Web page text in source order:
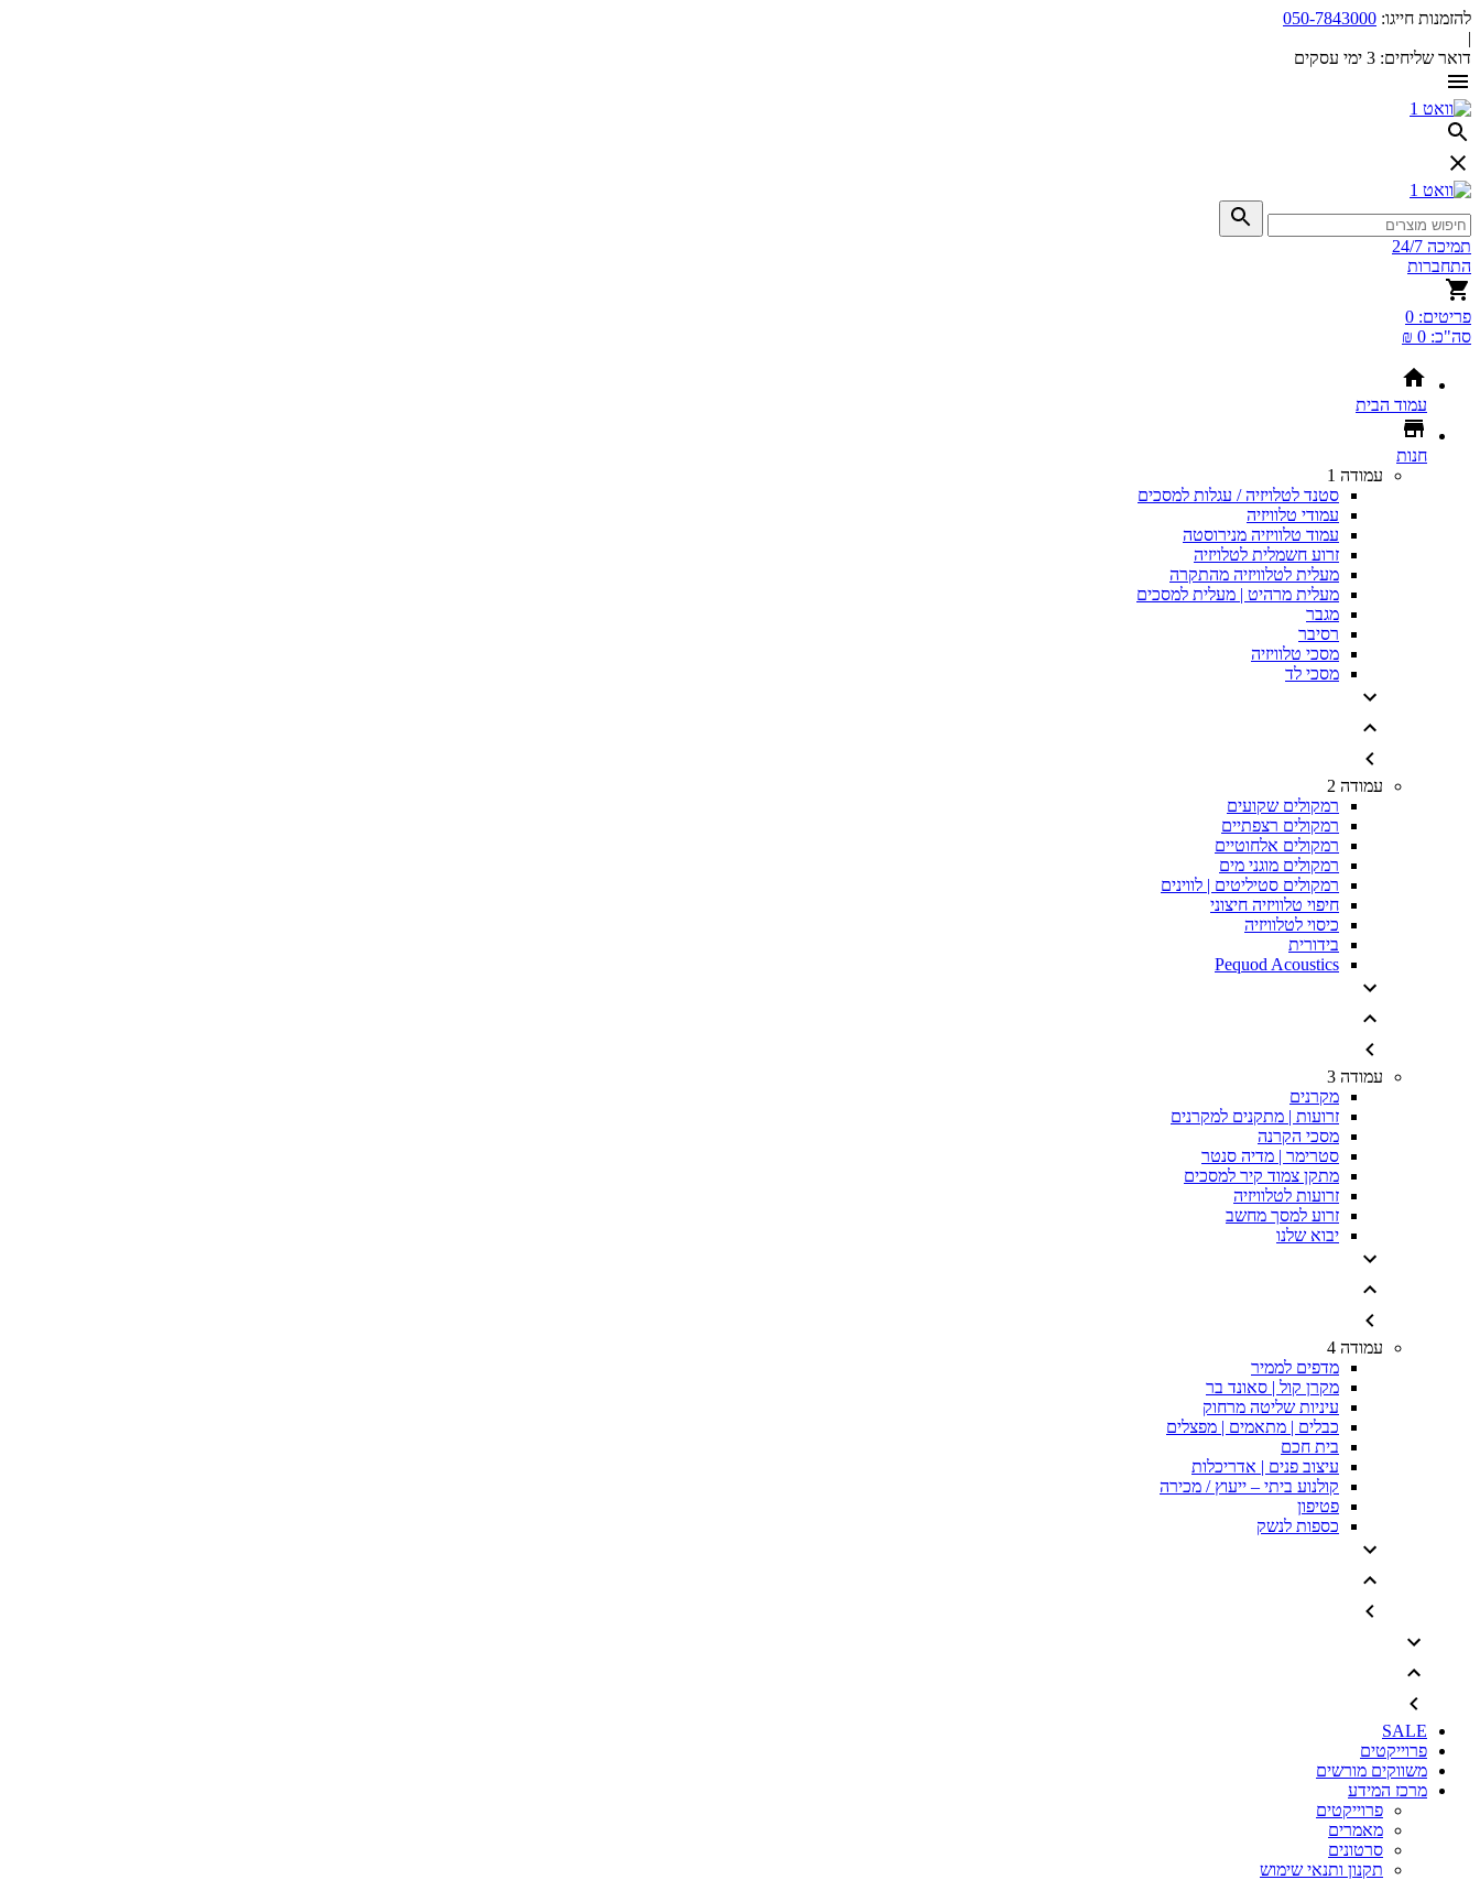
להזמנות חייגו: 050-7843000
|
דואר שליחים: 3 ימי עסקים
תמיכה 24/7
התחברות
פריטים: 0
סה"כ: 0 ₪
עמוד הבית
חנות
עמודה 1
סטנד לטלויזיה / עגלות למסכים
עמודי טלוויזיה
עמוד טלוויזיה מנירוסטה
זרוע חשמלית לטלויזיה
מעלית לטלוויזיה מהתקרה
מעלית מרהיט | מעלית למסכים
מגבר
רסיבר
מסכי טלוויזיה
מסכי לד
עמודה 2
רמקולים שקועים
רמקולים רצפתיים
רמקולים אלחוטיים
רמקולים מוגני מים
רמקולים סטיליטים | לווינים
חיפוי טלוויזיה חיצוני
כיסוי לטלוויזיה
בידורית
Pequod Acoustics
עמודה 3
מקרנים
זרועות | מתקנים למקרנים
מסכי הקרנה
סטרימר | מדיה סנטר
מתקן צמוד קיר למסכים
זרועות לטלוויזיה
זרוע למסך מחשב
יבוא שלנו
עמודה 4
מדפים לממיר
מקרן קול | סאונד בר
עיניות שליטה מרחוק
כבלים | מתאמים | מפצלים
בית חכם
עיצוב פנים | אדריכלות
קולנוע ביתי – ייעוץ / מכירה
פטיפון
כספות לנשק
SALE
פרוייקטים
משווקים מורשים
מרכז המידע
פרוייקטים
מאמרים
סרטונים
תקנון ותנאי שימוש